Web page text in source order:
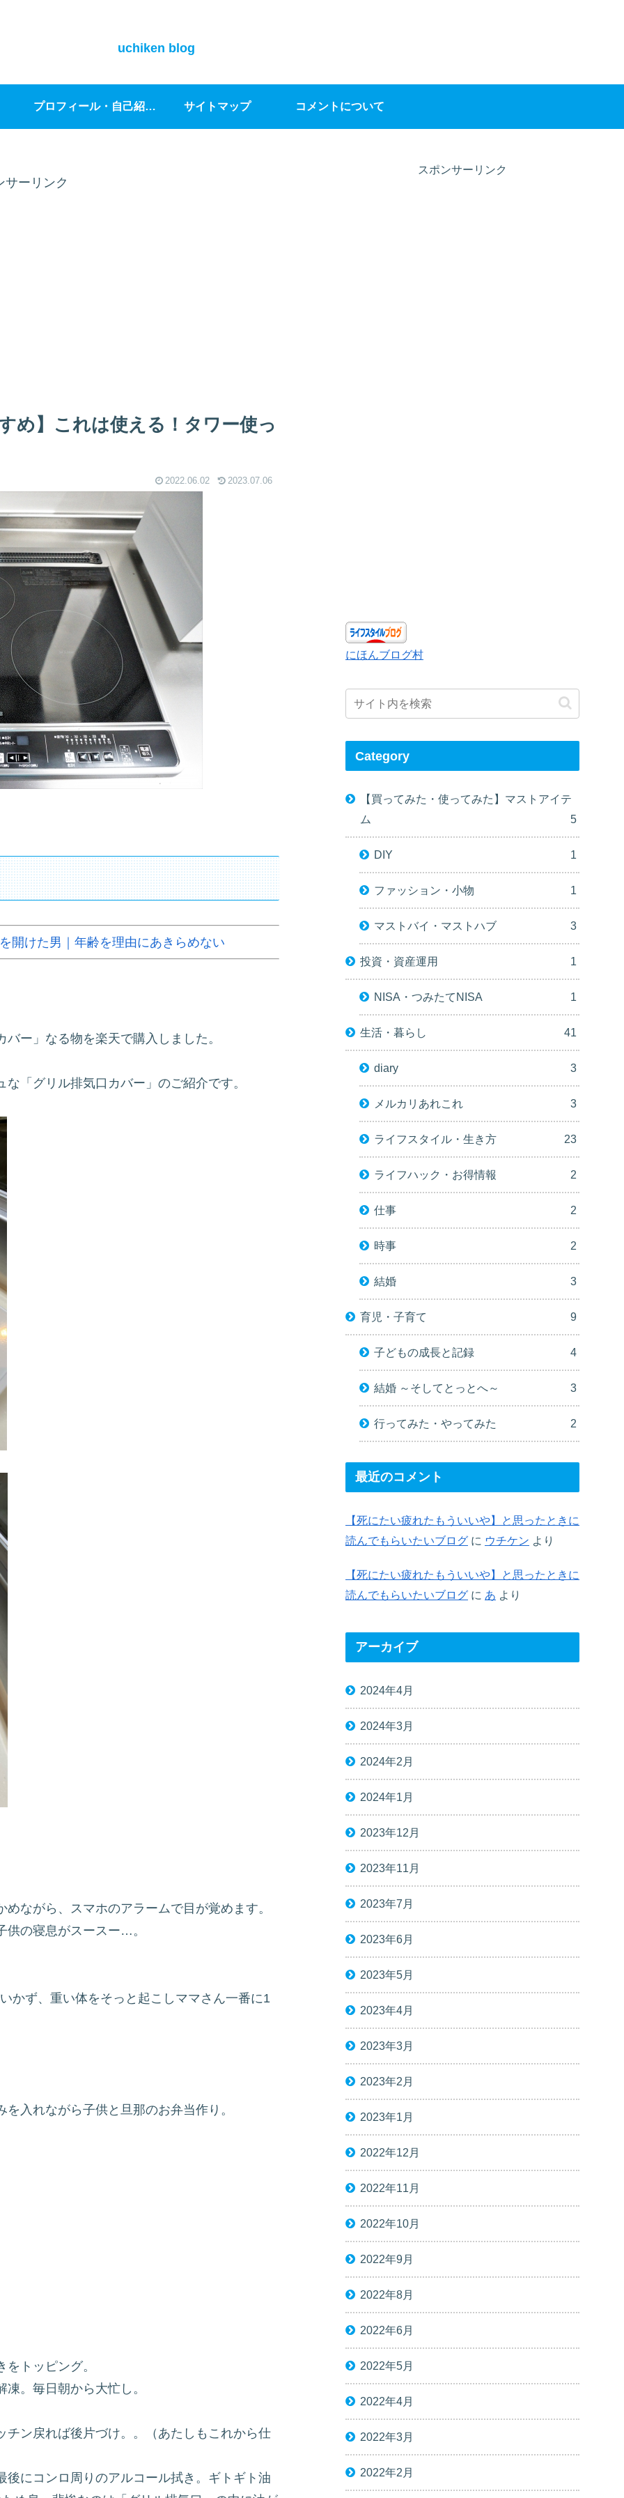
uchiken blog
プロフィール・自己紹介｜ブログへ綴る想い サイトマップ コメントについて
サーリンク
め】これは使える！タワー使っ
2022.06.02 2023.07.06
開けた男｜年齢を理由にあきらめない
ー」なる物を楽天で購入しました。
「グリル排気口カバー」のご紹介です。
ながら、スマホのアラームで目が覚めます。
供の寝息がスースー…。
かず、重い体をそっと起こしママさん一番に1
入れながら子供と旦那のお弁当作り。
トッピング。
。毎日朝から大忙し。
ン戻れば後片づけ。。（あたしもこれから仕
にコンロ周りのアルコール拭き。ギトギト油
スポンサーリンク
にほんブログ村
Category
【買ってみた・使ってみた】マストアイテ
ム
5
DIY 1
ファッション・小物 1
マストバイ・マストハブ 3
投資・資産運用 1
NISA・つみたてNISA 1
生活・暮らし 41
diary 3
メルカリあれこれ 3
ライフスタイル・生き方 23
ライフハック・お得情報 2
仕事 2
時事 2
結婚 3
育児・子育て 9
子どもの成長と記録 4
結婚 ～そしてとっとへ～ 3
行ってみた・やってみた 2
最近のコメント
【死にたい疲れたもういいや】と思ったときに
読んでもらいたいブログ に ウチケン より
【死にたい疲れたもういいや】と思ったときに
読んでもらいたいブログ に あ より
アーカイブ
2024年4月
2024年3月
2024年2月
2024年1月
2023年12月
2023年11月
2023年7月
2023年6月
2023年5月
2023年4月
2023年3月
2023年2月
2023年1月
2022年12月
2022年11月
2022年10月
2022年9月
2022年8月
2022年6月
2022年5月
2022年4月
2022年3月
2022年2月